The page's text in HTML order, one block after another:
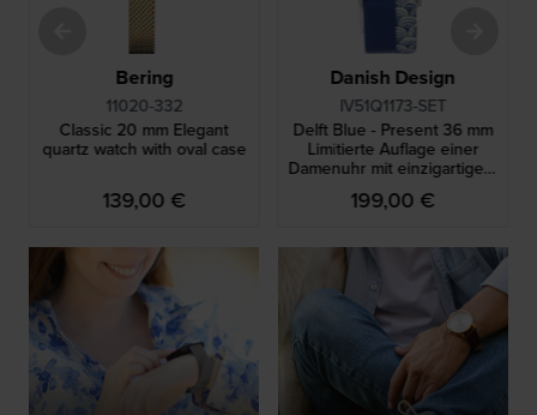
Bering
11020-332
Classic 20 mm Elegant
quartz watch with oval case
139,00 €
Danish Design
IV51Q1173-SET
Delft Blue - Present 36 mm
Limitierte Auflage einer
Damenuhr mit einzigartigem
delfterblauem Anhänger
199,00 €